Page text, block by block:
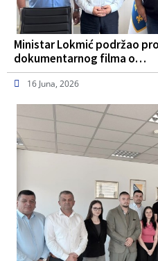
Ministar Lokmić podržao
dokumentarnog filma o…
16 Juna, 2026